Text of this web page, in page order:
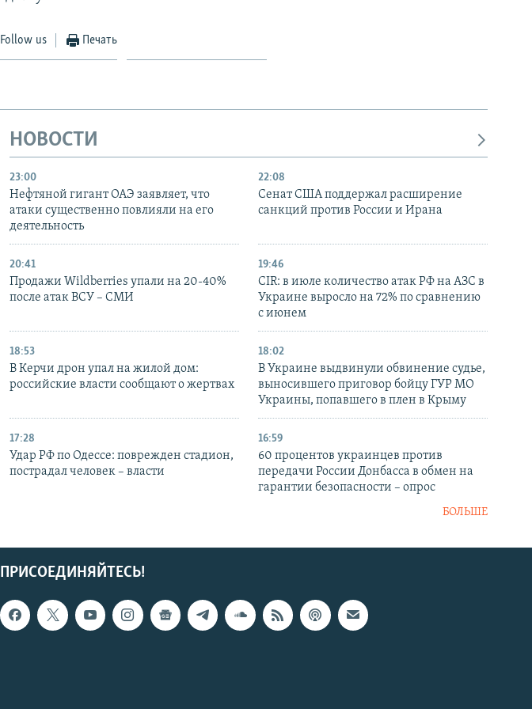
Follow us Печать
НОВОСТИ
23:00
Нефтяной гигант ОАЭ заявляет, что
атаки существенно повлияли на его
деятельность
22:08
Сенат США поддержал расширение
санкций против России и Ирана
20:41
Продажи Wildberries упали на 20-40%
после атак ВСУ – СМИ
19:46
CIR: в июле количество атак РФ на АЗС в
Украине выросло на 72% по сравнению
с июнем
18:53
В Керчи дрон упал на жилой дом:
российские власти сообщают о жертвах
18:02
В Украине выдвинули обвинение судье,
выносившего приговор бойцу ГУР МО
Украины, попавшего в плен в Крыму
17:28
Удар РФ по Одессе: поврежден стадион,
пострадал человек – власти
16:59
60 процентов украинцев против
передачи России Донбасса в обмен на
гарантии безопасности – опрос
БОЛЬШЕ
ПРИСОЕДИНЯЙТЕСЬ!